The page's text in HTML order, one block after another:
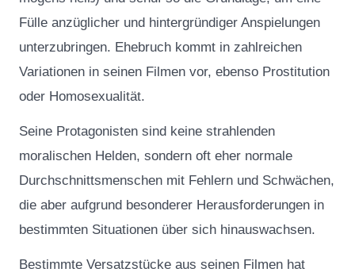
Fülle anzüglicher und hintergründiger Anspielungen
unterzubringen. Ehebruch kommt in zahlreichen
Variationen in seinen Filmen vor, ebenso Prostitution
oder Homosexualität.
Seine Protagonisten sind keine strahlenden
moralischen Helden, sondern oft eher normale
Durchschnittsmenschen mit Fehlern und Schwächen,
die aber aufgrund besonderer Herausforderungen in
bestimmten Situationen über sich hinauswachsen.
Bestimmte Versatzstücke aus seinen Filmen hat